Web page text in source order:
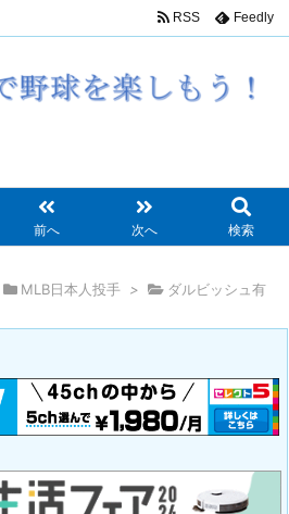
前へ 次へ 検索
RSS Feedly
MLB日本人投手 > ダルビッシュ有